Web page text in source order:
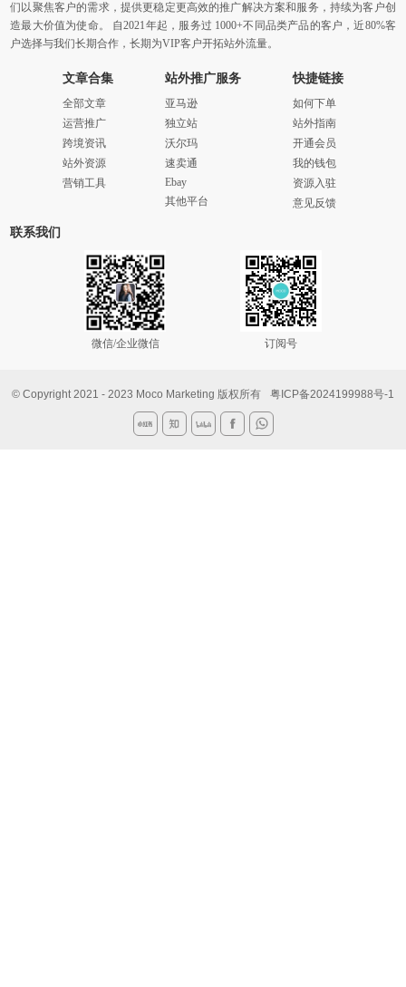
们以聚焦客户的需求，提供更稳定更高效的推广解决方案和服务，持续为客户创
造最大价值为使命。 自2021年起，服务过 1000+不同品类产品的客户，近80%客
户选择与我们长期合作，长期为VIP客户开拓站外流量。
文章合集
全部文章
运营推广
跨境资讯
站外资源
营销工具
站外推广服务
亚马逊
独立站
沃尔玛
速卖通
Ebay
其他平台
快捷链接
如何下单
站外指南
开通会员
我的钱包
资源入驻
意见反馈
联系我们
微信/企业微信 订阅号
© Copyright 2021 - 2023 Moco Marketing 版权所有 粤ICP备2024199988号-1